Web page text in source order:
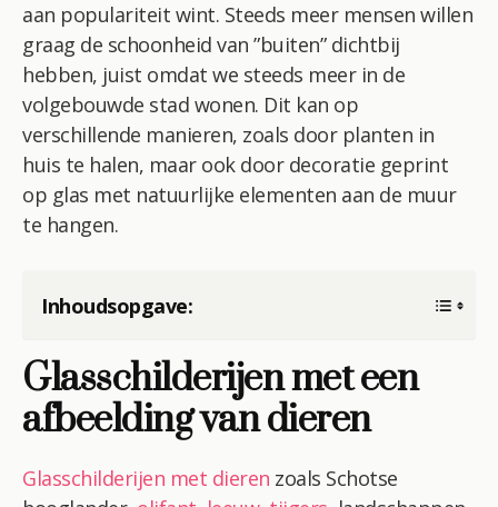
aan populariteit wint. Steeds meer mensen willen
graag de schoonheid van ”buiten” dichtbij
hebben, juist omdat we steeds meer in de
volgebouwde stad wonen. Dit kan op
verschillende manieren, zoals door planten in
huis te halen, maar ook door decoratie geprint
op glas met natuurlijke elementen aan de muur
te hangen.
Inhoudsopgave:
Glasschilderijen met een
afbeelding van dieren
Glasschilderijen met dieren zoals Schotse